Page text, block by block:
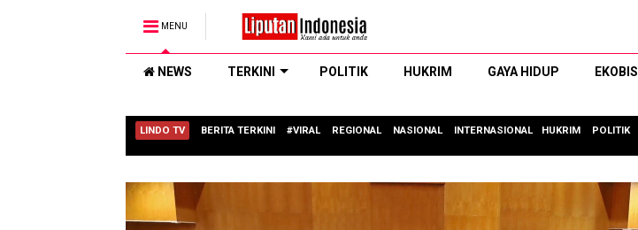
MENU
NEWS TERKINI POLITIK HUKRIM GAYA HIDUP EKOBIS
LINDO TV BERITA TERKINI #VIRAL REGIONAL NASIONAL INTERNASIONAL HUKRIM POLITIK